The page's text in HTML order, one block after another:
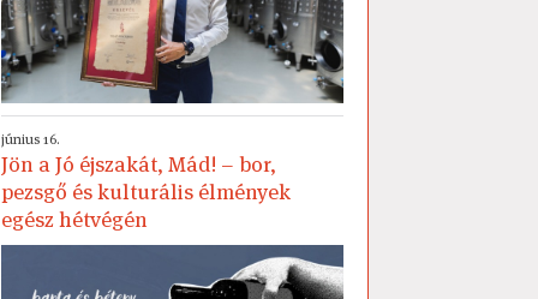
június 16.
Jön a Jó éjszakát, Mád! – bor,
pezsgő és kulturális élmények
egész hétvégén